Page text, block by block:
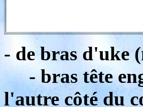
- de bras d'uke
- bras tête
l'autre côté du